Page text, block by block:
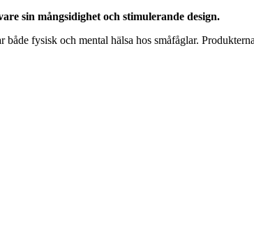
sin mångsidighet och stimulerande design.
fysisk och mental hälsa hos småfåglar.